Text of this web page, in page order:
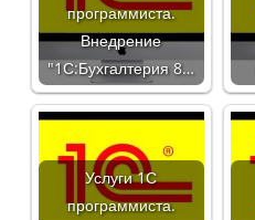
программиста.
Внедрение
"1С:Бухгалтерия 8…
Услуги 1С
программиста.